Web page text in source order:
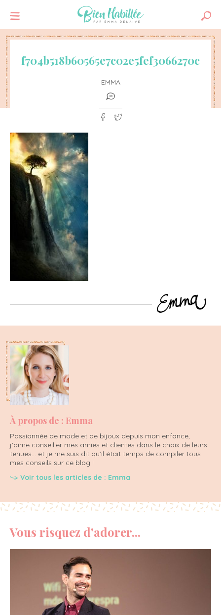
f704b518b60565e7c02e5fef3066270c
EMMA
À propos de : Emma
Passionnée de mode et de bijoux depuis mon enfance,
j'aime conseiller mes amies et clientes dans le choix de leurs
tenues... et je me suis dit qu'il était temps de compiler tous
mes conseils sur ce blog !
Voir tous les articles de : Emma
Vous risquez d'adorer...